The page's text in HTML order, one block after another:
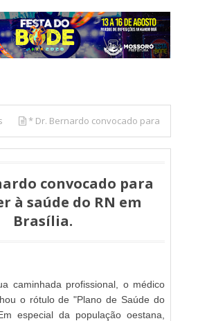
* Dr. Bernardo convocado para
RN em Brasília.
convocado para
à saúde do RN em
Brasília.
caminhada profissional, o médico
o rótulo de "Plano de Saúde do
especial da população oestana,